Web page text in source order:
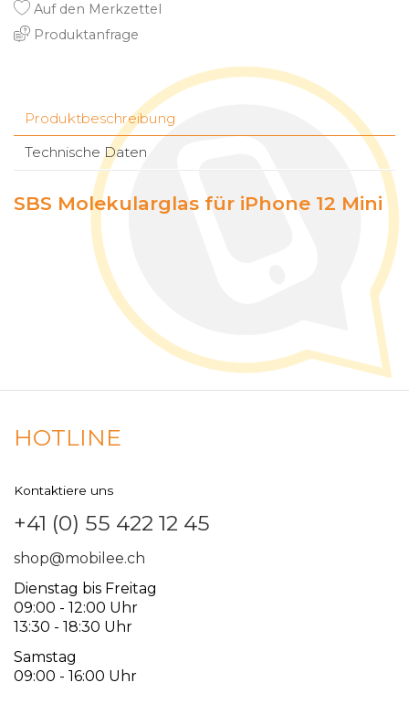
Auf den Merkzettel
Produktanfrage
Produktbeschreibung
Technische Daten
SBS Molekularglas für iPhone 12 Mini
HOTLINE
Kontaktiere uns
+41 (0) 55 422 12 45
shop@mobilee.ch
Dienstag bis Freitag
09:00 - 12:00 Uhr
13:30 - 18:30 Uhr
Samstag
09:00 - 16:00 Uhr